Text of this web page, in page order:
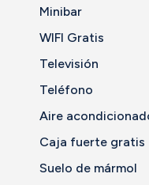
Minibar
WIFI Gratis
Televisión
Teléfono
Aire
Caja fuerte gratis
Suelo de mármol